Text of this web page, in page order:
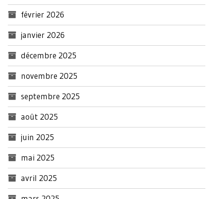
février 2026
janvier 2026
décembre 2025
novembre 2025
septembre 2025
août 2025
juin 2025
mai 2025
avril 2025